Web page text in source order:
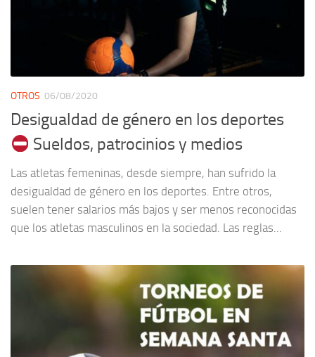
OTROS 06/08/2020
Desigualdad de género en los deportes
Sueldos, patrocinios y medios
Las atletas femeninas, desde siempre, han sufrido la
desigualdad de género en los deportes. Entre otros,
suelen tener salarios más bajos y ser menos reconocidas
que los atletas masculinos en la sociedad. Las reglas...